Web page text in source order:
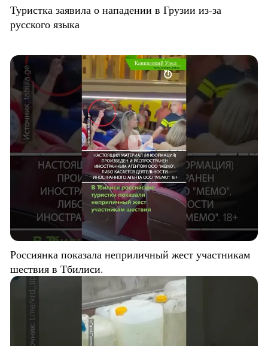
Туристка заявила о нападении в Грузии из-за
русского языка
Россиянка показала неприличный жест участникам
шествия в Тбилиси.